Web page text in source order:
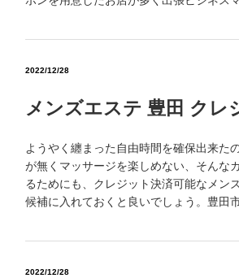
2022/12/28
メンズエステ 豊田 クレ
ようやく纏まった自由時間を確保出来た
が無くマッサージを楽しめない、そんな
るためにも、クレジット決済可能なメン
候補に入れておくと良いでしょう。豊田
2022/12/28